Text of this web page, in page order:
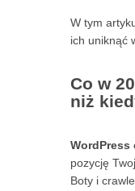
W tym
ich uniknąć
Co w
niż
WordPress
pozycję
Boty i